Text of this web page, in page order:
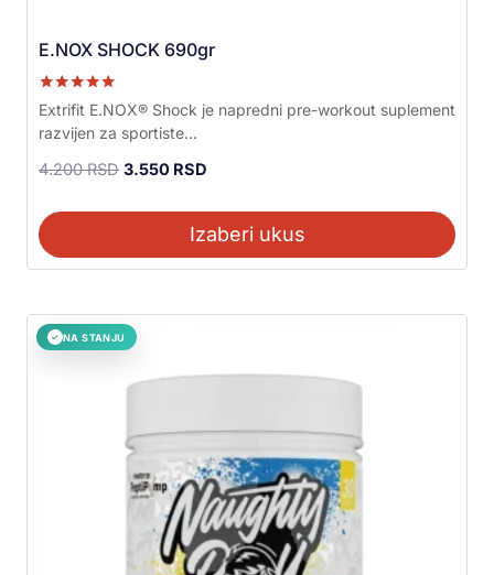
E.NOX SHOCK 690gr
Ocenjeno sa
5.00
od 5
Extrifit E.NOX® Shock je napredni pre-workout suplement
razvijen za sportiste...
4.200RSD 3.550 RSD
Izaberi ukus
✓ NA STANJU